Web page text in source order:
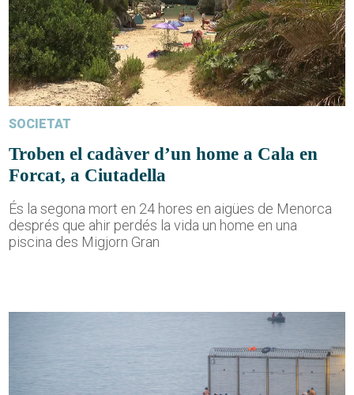
SOCIETAT
Troben el cadàver d’un home a Cala en
Forcat, a Ciutadella
És la segona mort en 24 hores en aigües de Menorca
després que ahir perdés la vida un home en una
piscina des Migjorn Gran